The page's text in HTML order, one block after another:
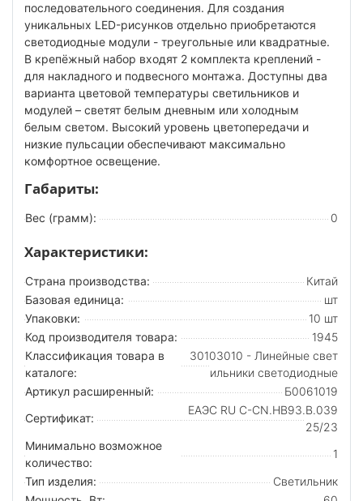
последовательного соединения. Для создания
уникальных LED-рисунков отдельно приобретаются
светодиодные модули - треугольные или квадратные.
В крепёжный набор входят 2 комплекта креплений -
для накладного и подвесного монтажа. Доступны два
варианта цветовой температуры светильников и
модулей – светят белым дневным или холодным
белым светом. Высокий уровень цветопередачи и
низкие пульсации обеспечивают максимально
комфортное освещение.
Габариты:
Вес (грамм): 0
Характеристики:
Страна производства:
Китай
Базовая единица:
шт
Упаковки:
10 шт
Код производителя товара:
1945
Классификация товара в
каталоге:
30103010 - Линейные свет
ильники светодиодные
Артикул расширенный:
Б0061019
Сертификат:
ЕАЭС RU С-CN.НВ93.В.039
25/23
Минимально возможное
количество:
1
Тип изделия:
Светильник